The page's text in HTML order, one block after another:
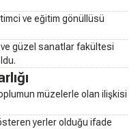
ve eğitim gönüllüsü
ve güzel sanatlar fakültesi
müzelerle olan ilişkisi
yerler olduğu ifade